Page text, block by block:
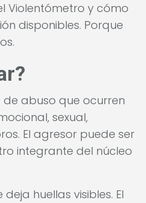
Violentómetro y cómo
disponibles. Porque
abuso que ocurren
sexual,
El agresor puede ser
integrante del núcleo
huellas visibles. El